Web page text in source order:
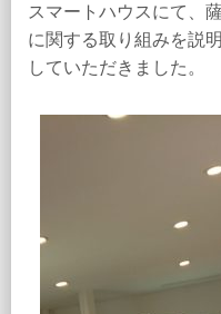
スマートハウスにて、
に関する取り組みを説
していただきました。